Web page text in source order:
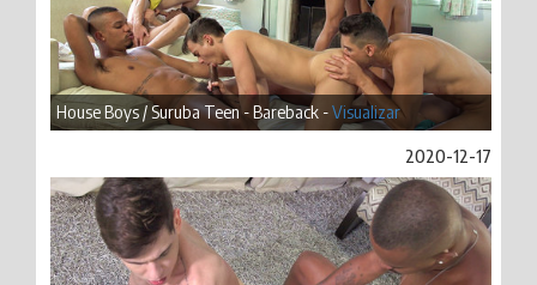
House Boys / Suruba Teen - Bareback -Visualizar
2020-12-17